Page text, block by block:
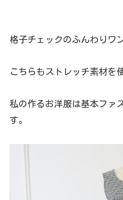
格子チェックのふんわりワ
こちらもストレッチ素材を
私の作るお洋服は基本ファ
す。